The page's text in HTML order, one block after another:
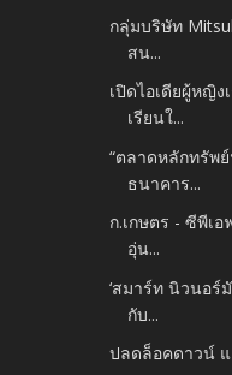
กลุ่มบริษัท
สน...
เปิดไอเดียผู้หญิง
เรียนใ...
“ตลาดหลักทรัพ
ธนาคาร...
ก.เกษตร - ซีพีเ
อุ่น...
‘สมาร์ท นิวนอร์
กับ...
ปลดล็อคดาวน์